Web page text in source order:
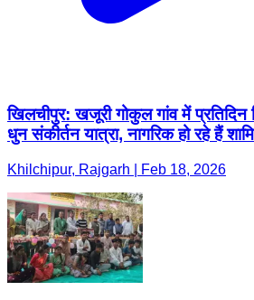
खिलचीपुर: खजूरी गोकुल गांव में प्रतिदिन
धुन संकीर्तन यात्रा, नागरिक हो रहे हैं
Khilchipur, Rajgarh | Feb 18, 2026